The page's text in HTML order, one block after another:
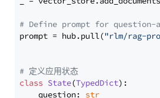
# Define prompt for question-
prompt = hub.pull("rlm/rag-
# 定义应用状态
class State(TypedDict):
    question:
str